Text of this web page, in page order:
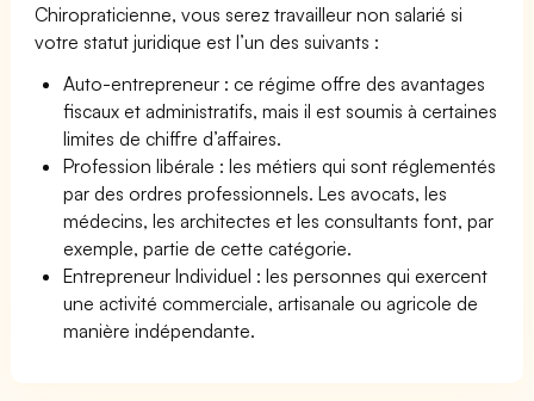
Chiropraticienne, vous serez travailleur non salarié si
votre statut juridique est l’un des suivants :
Auto-entrepreneur : ce régime offre des avantages
fiscaux et administratifs, mais il est soumis à certaines
limites de chiffre d’affaires.
Profession libérale : les métiers qui sont réglementés
par des ordres professionnels. Les avocats, les
médecins, les architectes et les consultants font, par
exemple, partie de cette catégorie.
Entrepreneur Individuel : les personnes qui exercent
une activité commerciale, artisanale ou agricole de
manière indépendante.